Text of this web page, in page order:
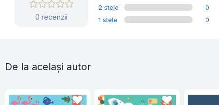
0 recenzii
2 stele
0
1 stele
0
De la același autor